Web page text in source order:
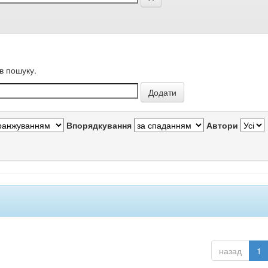
пошуку.
Впорядкування Автори
назад 1